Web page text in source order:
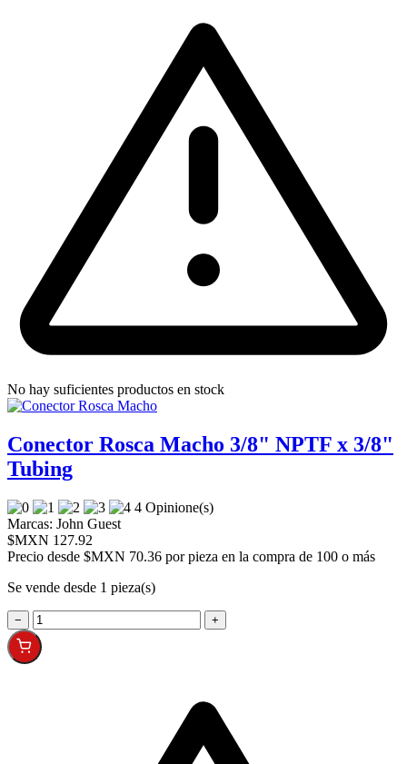
No hay suficientes productos en stock
Conector Rosca Macho 3/8" NPTF x 3/8"
Tubing
4 Opinione(s)
Marcas: John Guest
$MXN 127.92
Precio desde $MXN 70.36 por pieza en la compra de 100 o más
Se vende desde 1 pieza(s)
− +